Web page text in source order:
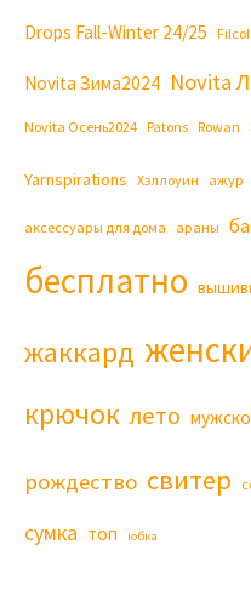
Drops Fall-Winter 24/25
Novita Зима2024 Novita
Novita Осень2024 Patons Rowan
Yarnspirations Хэллоуин ажур
аксессуары для дома араны
бесплатно
жаккард
крючок лето
рождество свитер
сумка топ юбка